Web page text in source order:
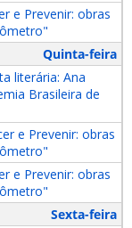
e Prevenir: obras
Quinta-feira
literária: Ana
Brasileira de
e Prevenir: obras
e Prevenir: obras
Sexta-feira